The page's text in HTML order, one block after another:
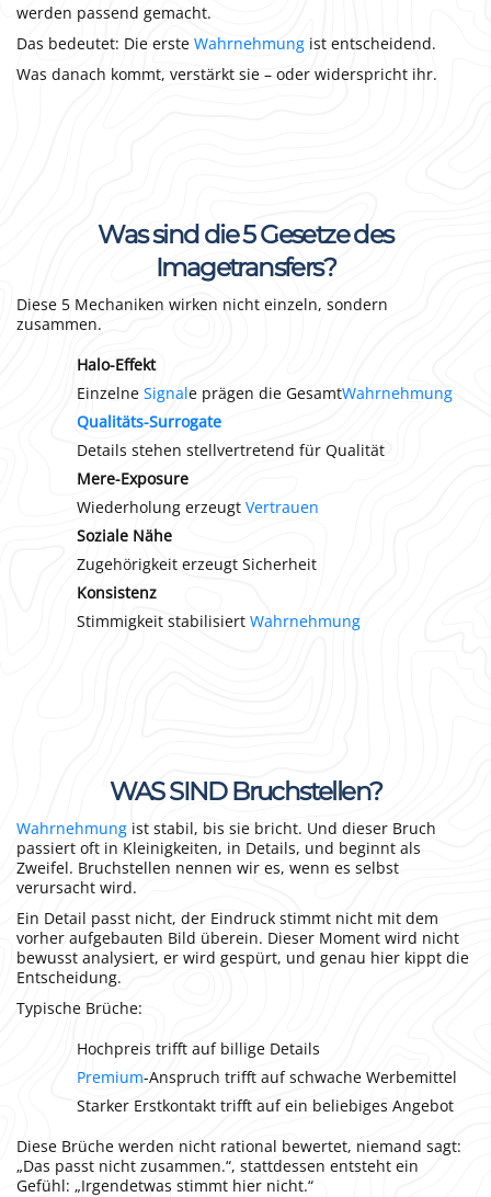
werden passend gemacht.
Das bedeutet: Die erste Wahrnehmung ist entscheidend.
Was danach kommt, verstärkt sie – oder widerspricht ihr.
Was sind die 5 Gesetze des
Imagetransfers?
Diese 5 Mechaniken wirken nicht einzeln, sondern
zusammen.
Halo-Effekt
Einzelne Signale prägen die GesamtWahrnehmung
Qualitäts-Surrogate
Details stehen stellvertretend für Qualität
Mere-Exposure
Wiederholung erzeugt Vertrauen
Soziale Nähe
Zugehörigkeit erzeugt Sicherheit
Konsistenz
Stimmigkeit stabilisiert Wahrnehmung
WAS SIND Bruchstellen?
Wahrnehmung ist stabil, bis sie bricht. Und dieser Bruch
passiert oft in Kleinigkeiten, in Details, und beginnt als
Zweifel. Bruchstellen nennen wir es, wenn es selbst
verursacht wird.
Ein Detail passt nicht, der Eindruck stimmt nicht mit dem
vorher aufgebauten Bild überein. Dieser Moment wird nicht
bewusst analysiert, er wird gespürt, und genau hier kippt die
Entscheidung.
Typische Brüche:
Hochpreis trifft auf billige Details
Premium-Anspruch trifft auf schwache Werbemittel
Starker Erstkontakt trifft auf ein beliebiges Angebot
Diese Brüche werden nicht rational bewertet, niemand sagt:
„Das passt nicht zusammen.“, stattdessen entsteht ein
Gefühl: „Irgendetwas stimmt hier nicht.“